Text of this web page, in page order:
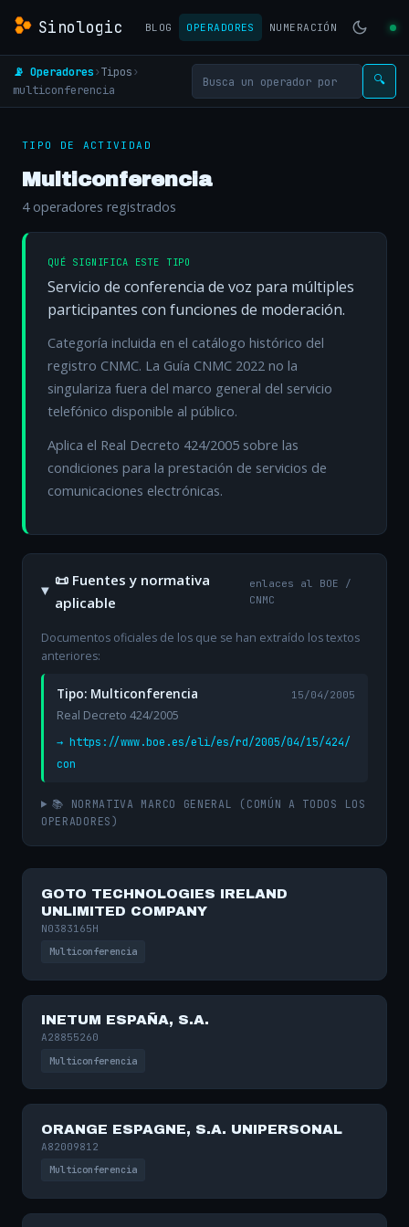
Sinologic BLOG OPERADORES NUMERACIÓN
📡 Operadores›Tipos›
multiconferencia
🔍
TIPO DE ACTIVIDAD
Multiconferencia
4 operadores registrados
QUÉ SIGNIFICA ESTE TIPO
Servicio de conferencia de voz para múltiples
participantes con funciones de moderación.
Categoría incluida en el catálogo histórico del
registro CNMC. La Guía CNMC 2022 no la
singulariza fuera del marco general del servicio
telefónico disponible al público.
Aplica el Real Decreto 424/2005 sobre las
condiciones para la prestación de servicios de
comunicaciones electrónicas.
📜 Fuentes y normativa
aplicable
enlaces al BOE /
CNMC
Documentos oficiales de los que se han extraído los textos
anteriores:
Tipo: Multiconferencia 15/04/2005
Real Decreto 424/2005
→ https://www.boe.es/eli/es/rd/2005/04/15/424/
con
📚 NORMATIVA MARCO GENERAL (COMÚN A TODOS LOS
OPERADORES)
GOTO TECHNOLOGIES IRELAND
UNLIMITED COMPANY
N0383165H
Multiconferencia
INETUM ESPAÑA, S.A.
A28855260
Multiconferencia
ORANGE ESPAGNE, S.A. UNIPERSONAL
A82009812
Multiconferencia